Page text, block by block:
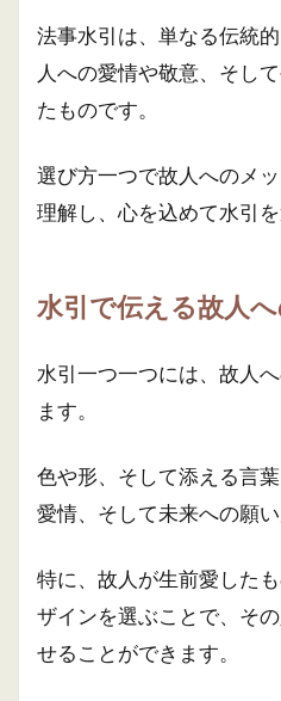
法事水引は、単なる伝統
人への愛情や敬意、そし
たものです。
選び方一つで故人へのメ
理解し、心を込めて水引を
水引で伝える故人
水引一つ一つには、故人
ます。
色や形、そして添える言
愛情、そして未来への願い
特に、故人が生前愛した
ザインを選ぶことで、そ
せることができます。